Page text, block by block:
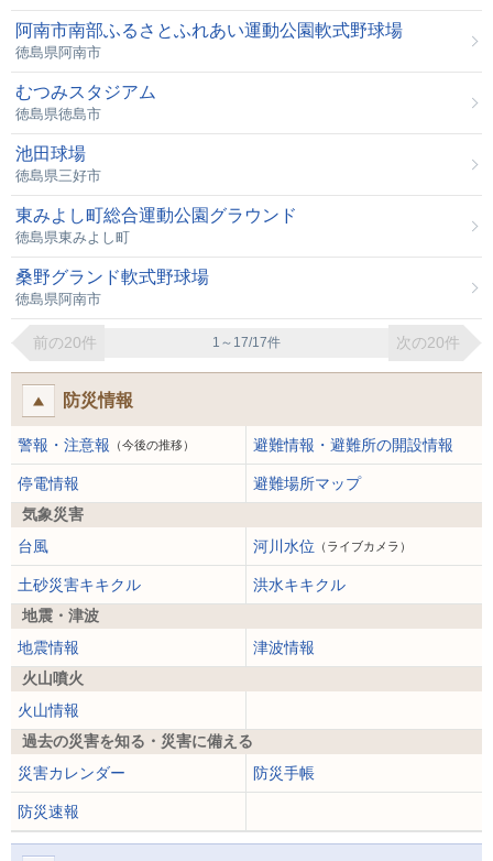
阿南市南部ふるさとふれあい運動公園軟式野球場
徳島県阿南市
むつみスタジアム
徳島県徳島市
池田球場
徳島県三好市
東みよし町総合運動公園グラウンド
徳島県東みよし町
桑野グランド軟式野球場
徳島県阿南市
前の20件 1～17/17件 次の20件
防災情報
警報・注意報 （今後の推移） 避難情報・避難所の開設情報
停電情報
避難場所マップ
気象災害
台風
河川水位 （ライブカメラ）
土砂災害キキクル
洪水キキクル
地震・津波
地震情報
津波情報
火山噴火
火山情報
過去の災害を知る・災害に備える
災害カレンダー
防災手帳
防災速報